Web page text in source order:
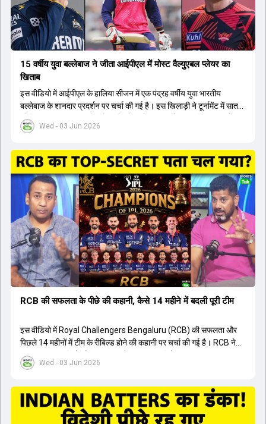
Wed - 03 Jun 2026
15 वर्षीय युवा बल्लेबाज ने जीता आईपीएल में मोस्ट वैल्युएबल प्लेयर का
खिताब
इस वीडियो में आईपीएल के हालिया सीजन में एक पंद्रह वर्षीय युवा भारतीय
बल्लेबाज के शानदार प्रदर्शन पर चर्चा की गई है। इस खिलाड़ी ने टूर्नामेंट में सात
सौ छिहत्तर रन बनाकर ऑरेंज कैप और मोस्ट वैल्युएबल प्लेयर का खिताब अपने नाम
किया है। वीडियो में बताया गया है कि ऑस्ट्रेलियाई टीम के वर्तमान कप्तान और
ऑस्ट्रेलियाई कप्तान के अनुसार, शुरुआत में लोगों को इस खिलाड़ी के प्रदर्शन पर
संदेह था, लेकिन अब उसने खुद को एक बेहतरीन बल्लेबाज साबित कर दिया है जो
गेंद को बाउंड्री के काफी पार मारने की क्षमता रखता है। वहीं, इंग्लैंड के पूर्व कप्तान
ने कहा कि टूर्नामेंट जीतने वाली टीम के अलावा इस सीजन की सबसे बड़ी बात इस
युवा खिलाड़ी का प्रदर्शन रहा है, जिसे देखने के लिए स्टेडियम में भारी भीड़ उमड़ती
थी। शानदार प्रदर्शन के बाद इस युवा खिलाड़ी को श्रीलंका में होने वाली
त्रिकोणीय सीरीज के लिए इंडिया ए टीम में भी शामिल कर लिया गया है।
Wed - 03 Jun 2026
RCB की सफलता के पीछे की कहानी, कैसे 14 महीने में बदली पूरी टीम
इस वीडियो में Royal Challengers Bengaluru (RCB) की सफलता और
पिछले 14 महीनों में टीम के रीबिल्ड होने की कहानी पर चर्चा की गई है। RCB ने
अपनी पुरानी गलतियों को स्वीकार करते हुए एक नया रिसेट बटन दबाया। टीम
मैनेजमेंट में Mo Bobat, Andy Flower, Dinesh Karthik और एनालिस्ट
के तहत Bhuvneshwar Kumar, Krunal Pandya और Rasikh Salam
जैसे भारतीय खिलाड़ियों को टीम में शामिल किया गया, जिन्होंने शानदार प्रदर्शन
किया। इसके अलावा, Virat Kohli की भूमिका में भी बदलाव देखा गया, जहां वह